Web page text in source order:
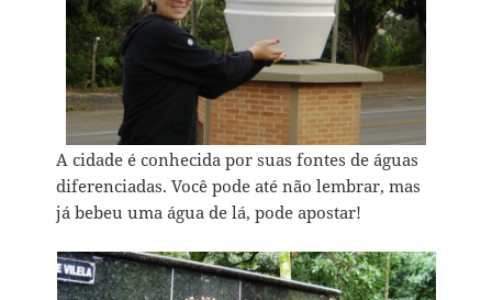
A cidade é conhecida por suas fontes de águas
diferenciadas. Você pode até não lembrar, mas
já bebeu uma água de lá, pode apostar!